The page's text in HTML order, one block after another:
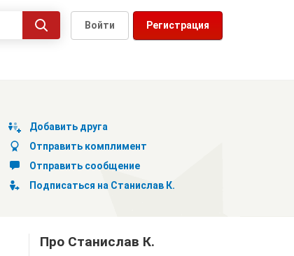
Регистрация
Войти
Добавить друга
Отправить комплимент
Отправить сообщение
Подписаться на Станислав К.
Про Станислав К.